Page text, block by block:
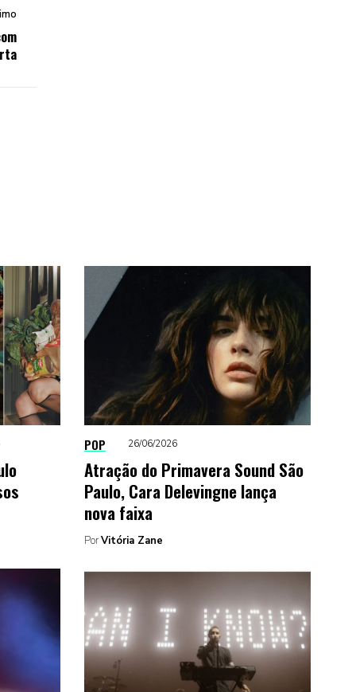
POP 26/06/2026
Atração do Primavera Sound São
Paulo, Cara Delevingne lança
nova faixa
PorVitória Zane